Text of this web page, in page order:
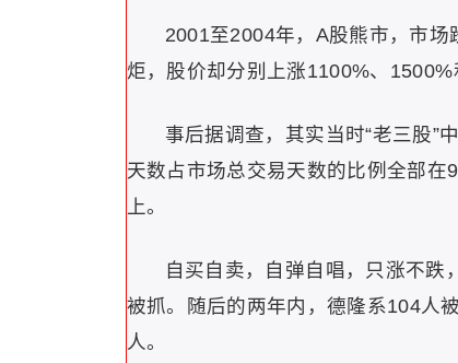
2001至2004年，A股熊市，市场
炬，股价却分别上涨1100%、1500%
事后据调查，其实当时“老三股”
天数占市场总交易天数的比例全部
上。
自买自卖，自弹自唱，只涨不
被抓。随后的两年内，德隆系104人
人。